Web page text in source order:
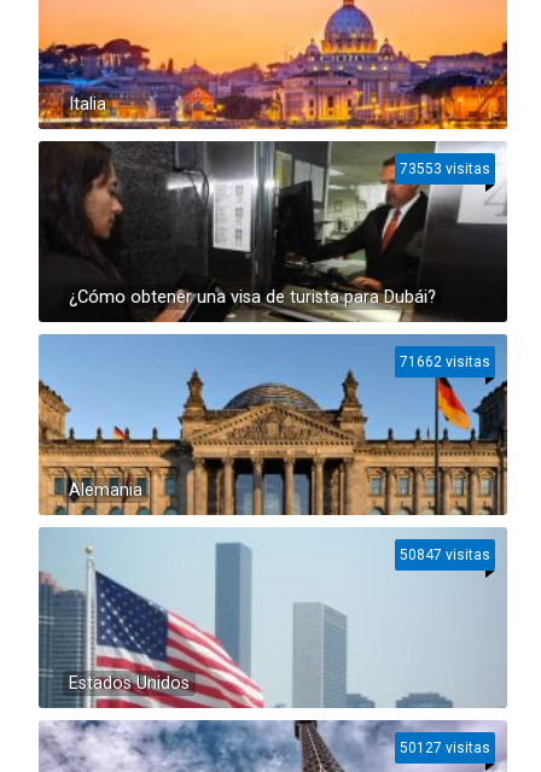
Italia
¿Cómo obtener una visa de turista para Dubái?
73553 visitas
Alemania
71662 visitas
Estados Unidos
50847 visitas
50127 visitas